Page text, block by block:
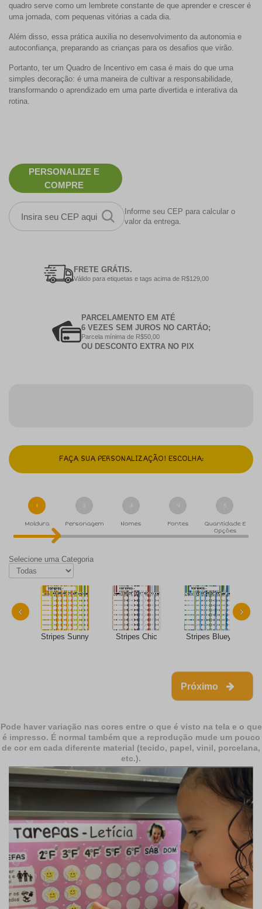
quadro serve como um lembrete constante de que aprender e crescer é
uma jornada, com pequenas vitórias a cada dia.
Além disso, essa prática auxilia no desenvolvimento da autonomia e
autoconfiança, preparando as crianças para os desafios que virão.
Portanto, ter um Quadro de Incentivo em casa é mais do que uma
simples decoração: é uma maneira de cultivar a responsabilidade,
transformando o aprendizado em uma parte divertida e interativa da
rotina.
PERSONALIZE E
COMPRE
Informe seu CEP para calcular o
valor da entrega.
FRETE GRÁTIS.
Válido para etiquetas e tags acima de R$129,00
PARCELAMENTO EM ATÉ
6 VEZES SEM JUROS NO CARTÁO;
Parcela mínima de R$50,00
OU DESCONTO EXTRA NO PIX
FAÇA SUA PERSONALIZAÇÃO! ESCOLHA:
1
Moldura
2
Personagem
3
Nomes
4
Fontes
5
Quantidade E
Opções
Selecione uma Categoria
Stripes Sunny Stripes Chic Stripes Bluey
‹ ›
Próximo
Pode haver variação nas cores entre o que é visto na tela e o que
é impresso. É normal também que a reprodução mude um pouco
de cor em cada diferente material (tecido, papel, vinil, porcelana,
etc.).